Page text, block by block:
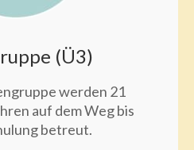
(Ü3)
werden 21
auf dem Weg bis
betreut.